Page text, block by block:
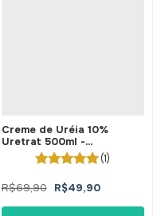
Creme de Uréia 10%
Uretrat 500ml -
BellaPhytus
(1)
R$69,90 R$49,90